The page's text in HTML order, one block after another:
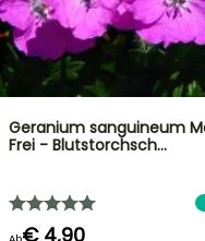
Geranium sanguineum
Frei - Blutstorchsch…
€ 4,90